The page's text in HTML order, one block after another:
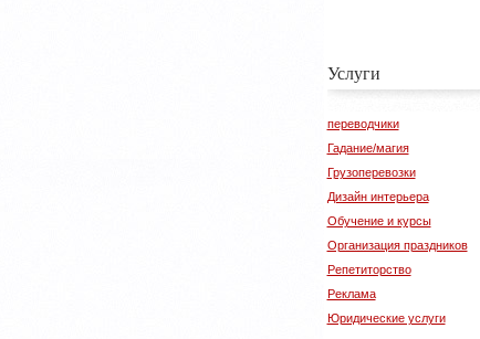
Услуги
переводчики
Гадание/магия
Грузоперевозки
Дизайн интерьера
Обучение и курсы
Организация праздников
Репетиторство
Реклама
Юридические услуги